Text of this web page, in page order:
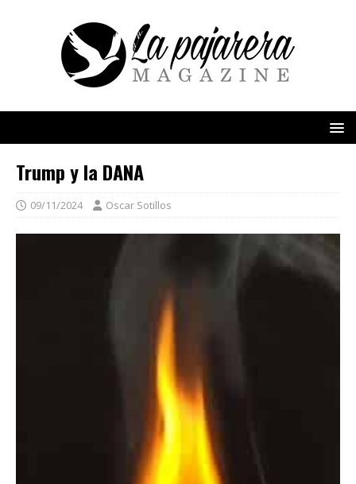
Trump y la DANA
09/11/2024 Oscar Sotillos